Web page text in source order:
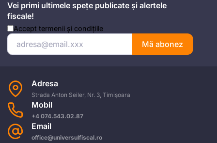
Vei primi ultimele spețe publicate și alertele
fiscale!
Accept termenii și condițiile
Mă abonez
Adresa
Strada Anton Seiler, Nr. 3, Timișoara
Mobil
+4 074.543.02.87
Email
office@universulfiscal.ro